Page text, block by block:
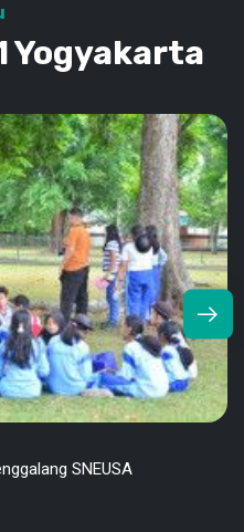
Yogyakarta
SNEUSA